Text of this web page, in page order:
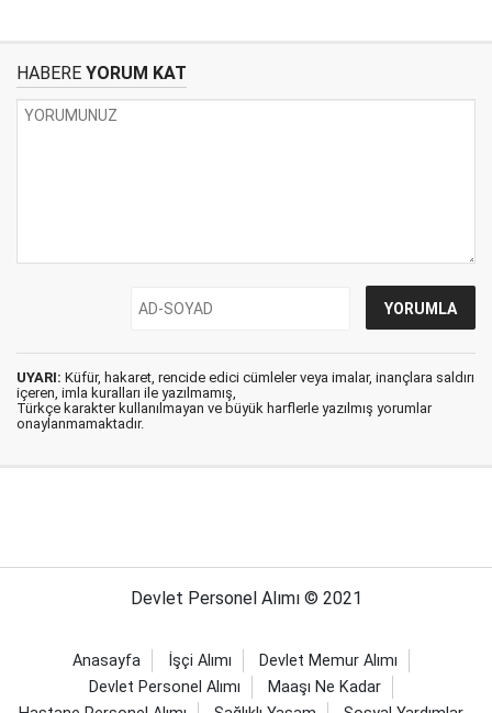
HABERE YORUM KAT
UYARI: Küfür, hakaret, rencide edici cümleler veya imalar, inançlara saldırı
içeren, imla kuralları ile yazılmamış,
Türkçe karakter kullanılmayan ve büyük harflerle yazılmış yorumlar
onaylanmamaktadır.
Devlet Personel Alımı © 2021
Anasayfa İşçi Alımı
Devlet Memur Alımı
Devlet Personel Alımı
Maaşı Ne Kadar